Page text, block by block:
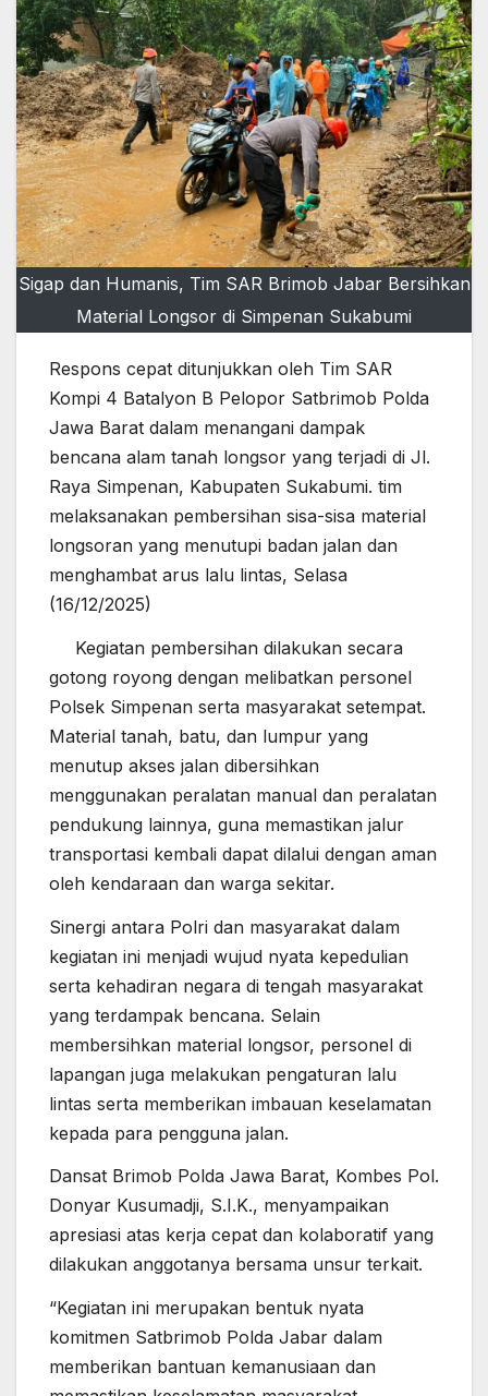
Sigap dan Humanis, Tim SAR Brimob Jabar Bersihkan
Material Longsor di Simpenan Sukabumi
Respons cepat ditunjukkan oleh Tim SAR
Kompi 4 Batalyon B Pelopor Satbrimob Polda
Jawa Barat dalam menangani dampak
bencana alam tanah longsor yang terjadi di Jl.
Raya Simpenan, Kabupaten Sukabumi. tim
melaksanakan pembersihan sisa-sisa material
longsoran yang menutupi badan jalan dan
menghambat arus lalu lintas, Selasa
(16/12/2025)
Kegiatan pembersihan dilakukan secara
gotong royong dengan melibatkan personel
Polsek Simpenan serta masyarakat setempat.
Material tanah, batu, dan lumpur yang
menutup akses jalan dibersihkan
menggunakan peralatan manual dan peralatan
pendukung lainnya, guna memastikan jalur
transportasi kembali dapat dilalui dengan aman
oleh kendaraan dan warga sekitar.
Sinergi antara Polri dan masyarakat dalam
kegiatan ini menjadi wujud nyata kepedulian
serta kehadiran negara di tengah masyarakat
yang terdampak bencana. Selain
membersihkan material longsor, personel di
lapangan juga melakukan pengaturan lalu
lintas serta memberikan imbauan keselamatan
kepada para pengguna jalan.
Dansat Brimob Polda Jawa Barat, Kombes Pol.
Donyar Kusumadji, S.I.K., menyampaikan
apresiasi atas kerja cepat dan kolaboratif yang
dilakukan anggotanya bersama unsur terkait.
“Kegiatan ini merupakan bentuk nyata
komitmen Satbrimob Polda Jabar dalam
memberikan bantuan kemanusiaan dan